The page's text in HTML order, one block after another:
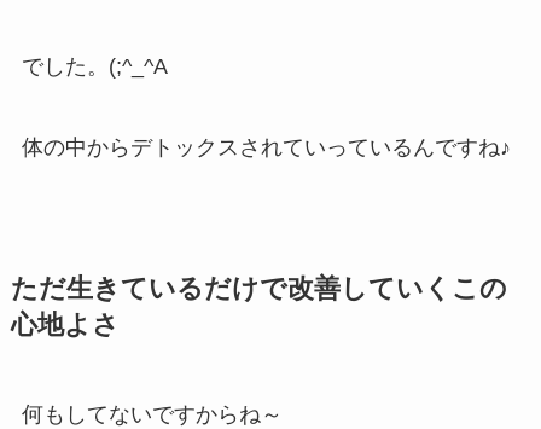
でした。(;^_^A
体の中からデトックスされていっているんですね♪
ただ生きているだけで改善していくこの
心地よさ
何もしてないですからね～